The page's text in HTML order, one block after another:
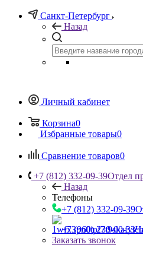
Санкт-Петербург
Назад
Личный кабинет
Корзина0
Избранные товары0
Сравнение товаров0
+7 (812) 332-09-39Отдел
Назад
Телефоны
+7 (812) 332-09-39
+7 (960) 230-00-33
Заказать звонок